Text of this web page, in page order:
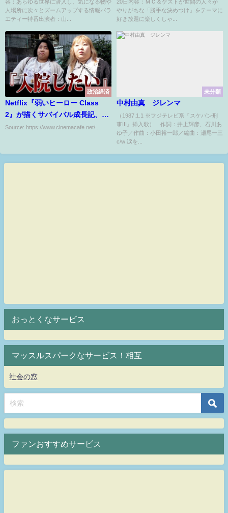
容：あらゆる世界に潜入し、気になる物や
人場所に次々とズームアップする情報バラ
エティー特番出演者：山...
20日内容：ＭＣ＆ゲストが世間の人々が
やりがちな「勝手な決めつけ」をテーマに
好き放題に楽しくしゃ...
政治経済
Netflix『弱いヒーロー Class
2』が描くサバイバル成長記、若
手キャストが挑む極限の青春劇
Source: https://www.cinemacafe.net/...
未分類
中村由真 ジレンマ
（1987.1.1 ※フジテレビ系『スケバン刑
事III』挿入歌） 作詞：井上輝彦、石川あ
ゆ子／作曲：小田裕一郎／編曲：瀬尾一三
c/w 涙を...
おっとくなサービス
マッスルスパークなサービス！相互
社会の窓
ファンおすすめサービス